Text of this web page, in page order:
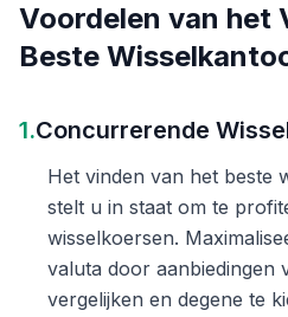
Voordelen van het
Beste
1.Concurrerende
Het vinden van het beste
stelt u in staat om te
wisselkoersen.
valuta door aanbiedingen
vergelijken en degene te